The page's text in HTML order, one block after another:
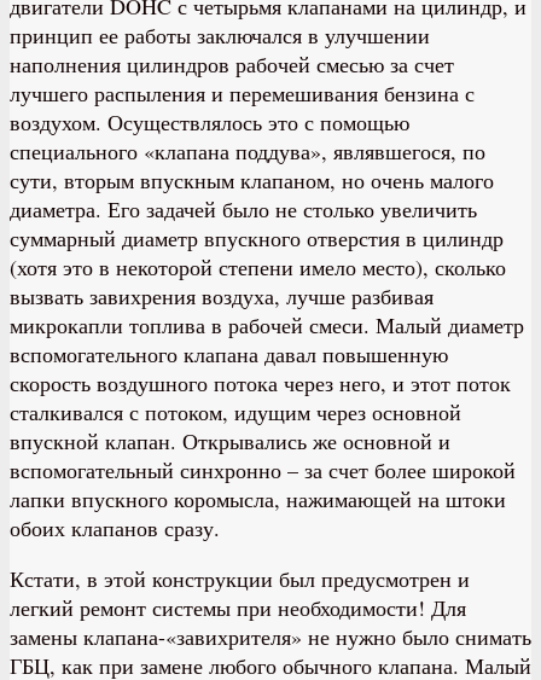
двигатели DOHC с четырьмя клапанами на цилиндр, и
принцип ее работы заключался в улучшении
наполнения цилиндров рабочей смесью за счет
лучшего распыления и перемешивания бензина с
воздухом. Осуществлялось это с помощью
специального «клапана поддува», являвшегося, по
сути, вторым впускным клапаном, но очень малого
диаметра. Его задачей было не столько увеличить
суммарный диаметр впускного отверстия в цилиндр
(хотя это в некоторой степени имело место), сколько
вызвать завихрения воздуха, лучше разбивая
микрокапли топлива в рабочей смеси. Малый диаметр
вспомогательного клапана давал повышенную
скорость воздушного потока через него, и этот поток
сталкивался с потоком, идущим через основной
впускной клапан. Открывались же основной и
вспомогательный синхронно – за счет более широкой
лапки впускного коромысла, нажимающей на штоки
обоих клапанов сразу.
Кстати, в этой конструкции был предусмотрен и
легкий ремонт системы при необходимости! Для
замены клапана-«завихрителя» не нужно было снимать
ГБЦ, как при замене любого обычного клапана. Малый